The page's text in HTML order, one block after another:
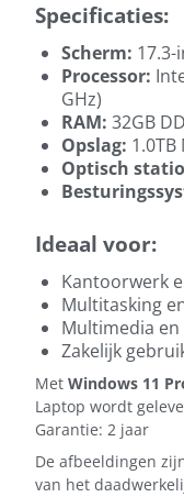
Specificaties:
Scherm: 17.3-
Processor:
GHz)
RAM: 32GB
Opslag: 1.0TB
Optisch
Ideaal voor:
Kantoorwerk
Multitasking
Multimedia
Zakelijk
Met Windows 11
Laptop wordt
Garantie: 2 jaar
De afbeeldingen
van het